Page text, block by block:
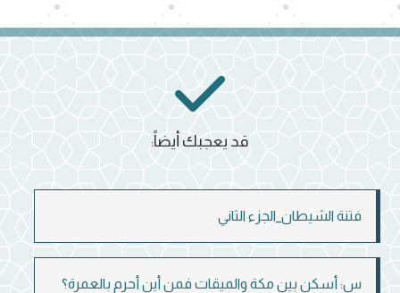
فتنة الشيطان_الجزء الثاني
س: أسكن بين مكة والميقات فمن أين أحرم بالعمرة؟
قد يعجبك أيضاً: